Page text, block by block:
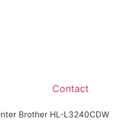
Contact
Brother HL-L3240CDW